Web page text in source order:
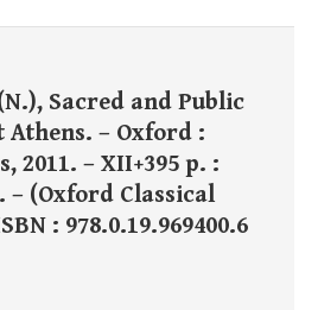
Sacred and Public
– Oxford :
2011. – XII+395 p. :
(Oxford Classical
: 978.0.19.969400.6